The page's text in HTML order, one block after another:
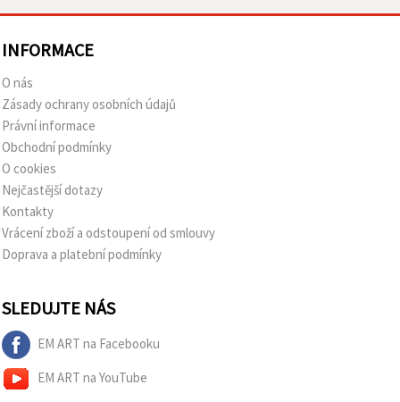
INFORMACE
O nás
Zásady ochrany osobních údajů
Právní informace
Obchodní podmínky
O cookies
Nejčastější dotazy
Kontakty
Vrácení zboží a odstoupení od smlouvy
Doprava a platební podmínky
SLEDUJTE NÁS
EM ART na Facebooku
EM ART na YouTube